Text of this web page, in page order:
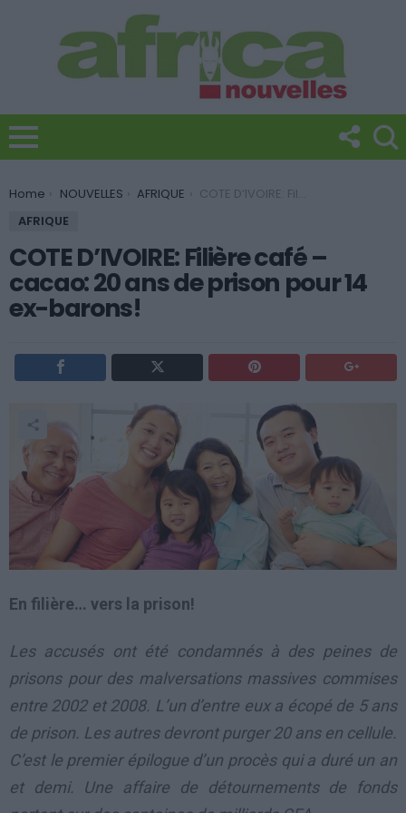
You are here:
Home NOUVELLES AFRIQUE
COTE D’IVOIRE: Filière café – cacao: 20 ans de prison pour 14 ex-barons!
AFRIQUE
COTE D’IVOIRE: Filière café –
cacao: 20 ans de prison pour 14
ex-barons!
En filière… vers la prison!
Les accusés ont été condamnés à des peines de
prisons pour des malversations massives commises
entre 2002 et 2008. L’un d’entre eux a écopé de 5 ans
de prison. Les autres devront purger 20 ans en cellule.
C’est le premier épilogue d’un procès qui a duré un an
et demi. Une affaire de détournements de fonds